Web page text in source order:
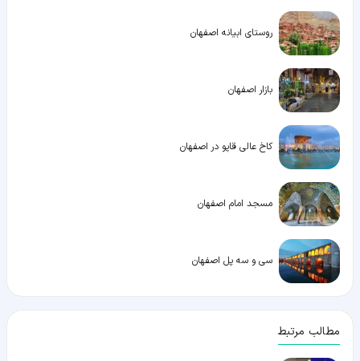
روستای ابیانه اصفهان
بازار اصفهان
کاخ عالی قاپو در اصفهان
مسجد امام اصفهان
سی و سه پل اصفهان
مطالب مرتبط